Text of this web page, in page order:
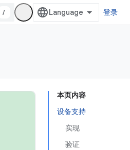
/ 登录
本页内容
设备支持
实现
验证